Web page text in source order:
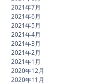
2021年7月
2021年6月
2021年5月
2021年4月
2021年3月
2021年2月
2021年1月
2020年12月
2020年11月